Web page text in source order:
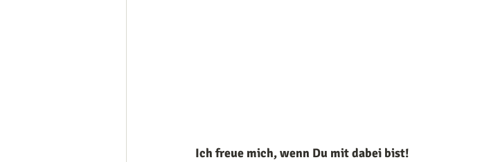
Ich freue mich, wenn Du mit dabei bist!